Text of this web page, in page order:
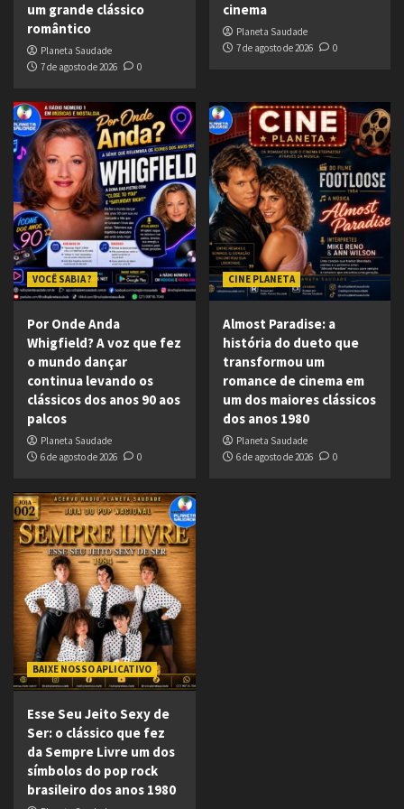
um grande clássico
romântico
Planeta Saudade
7 de agosto de 2026
0
cinema
Planeta Saudade
7 de agosto de 2026
0
VOCÊ SABIA ?
Por Onde Anda
Whigfield? A voz que fez
o mundo dançar
continua levando os
clássicos dos anos 90 aos
palcos
Planeta Saudade
6 de agosto de 2026
0
CINE PLANETA
Almost Paradise: a
história do dueto que
transformou um
romance de cinema em
um dos maiores clássicos
dos anos 1980
Planeta Saudade
6 de agosto de 2026
0
BAIXE NOSSO APLICATIVO
Esse Seu Jeito Sexy de
Ser: o clássico que fez
da Sempre Livre um dos
símbolos do pop rock
brasileiro dos anos 1980